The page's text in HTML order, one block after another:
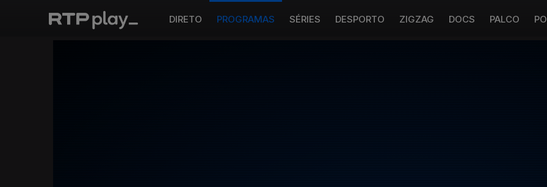
DIRETO PROGRAMAS SÉRIES DESPORTO ZIGZAG DOCS PALCO